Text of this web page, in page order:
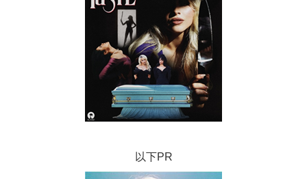
以下PR